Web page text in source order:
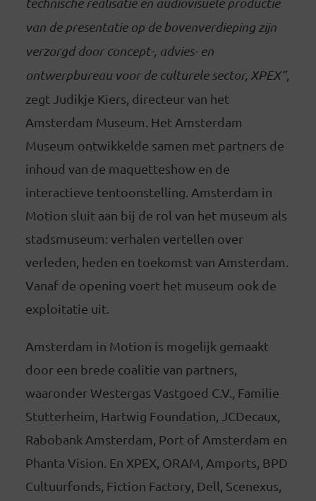
van de presentatie op de bovenverdieping zijn
verzorgd door concept-, advies- en
ontwerpbureau voor de culturele sector, XPEX”,
zegt Judikje Kiers, directeur van het
Amsterdam Museum. Het Amsterdam
Museum ontwikkelde samen met partners de
inhoud van de maquetteshow en de
interactieve tentoonstelling. Amsterdam in
Motion sluit aan bij de rol van het museum als
stadsmuseum: verhalen vertellen over
verleden, heden en toekomst van Amsterdam.
Vanaf de opening voert het museum ook de
exploitatie uit.
Amsterdam in Motion is mogelijk gemaakt
door een brede coalitie van partners,
waaronder Westergas Vastgoed C.V., Familie
Stutterheim, Hartwig Foundation, JCDecaux,
Rabobank Amsterdam, Port of Amsterdam en
Phanta Vision. En XPEX, ORAM, Amports, BPD
Cultuurfonds, Fiction Factory, Dell, Scenexus,